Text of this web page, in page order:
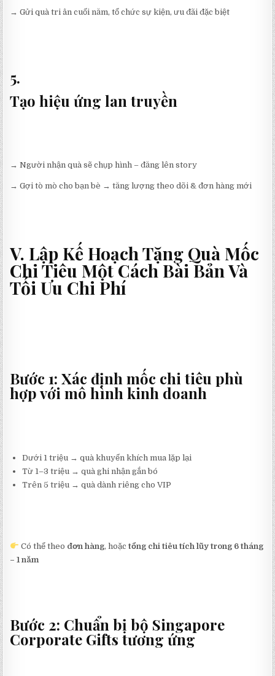
→ Gửi quà tri ân cuối năm, tổ chức sự kiện, ưu đãi đặc biệt
5.
Tạo hiệu ứng lan truyền
→ Người nhận quà sẽ chụp hình – đăng lên story
→ Gợi tò mò cho bạn bè → tăng lượng theo dõi & đơn hàng mới
V. Lập Kế Hoạch Tặng Quà Mốc
Chi Tiêu Một Cách Bài Bản Và
Tối Ưu Chi Phí
Bước 1: Xác định mốc chi tiêu phù
hợp với mô hình kinh doanh
Dưới 1 triệu → quà khuyến khích mua lặp lại
Từ 1–3 triệu → quà ghi nhận gắn bó
Trên 5 triệu → quà dành riêng cho VIP
Có thể theo đơn hàng, hoặctổng chi tiêu tích lũy trong 6 tháng
– 1 năm
Bước 2: Chuẩn bị bộ Singapore
Corporate Gifts tương ứng